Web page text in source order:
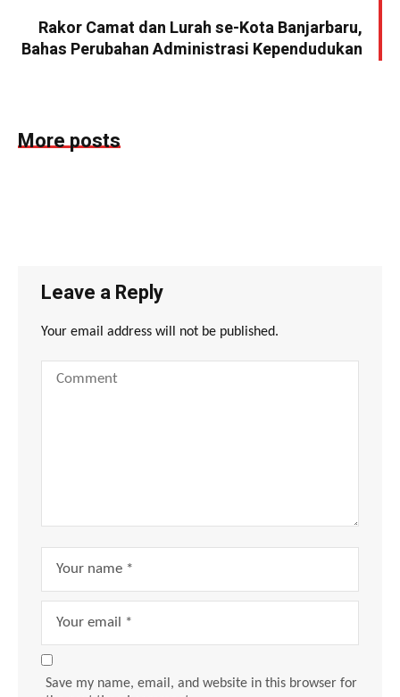
Rakor Camat dan Lurah se-Kota Banjarbaru,
Bahas Perubahan Administrasi Kependudukan
More posts
Leave a Reply
Your email address will not be published.
Save my name, email, and website in this browser for